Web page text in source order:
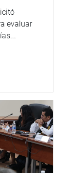
Congresista
evaluar